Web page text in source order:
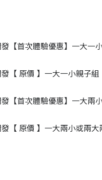
【首次體驗優惠】一大一
【 原價 】一大一小親子組
【首次體驗優惠】一大兩
【 原價 】一大兩小或兩大